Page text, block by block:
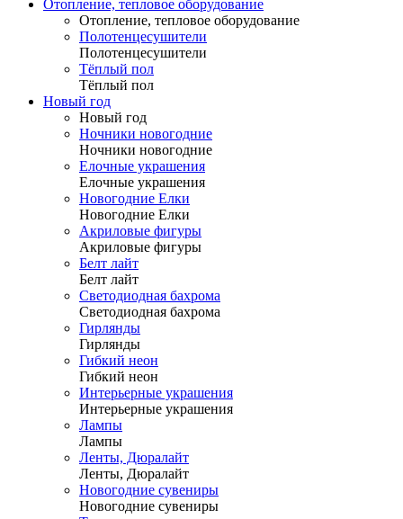
Отопление, тепловое оборудование
Отопление, тепловое оборудование
Полотенцесушители
Полотенцесушители
Тёплый пол
Тёплый пол
Новый год
Новый год
Ночники новогодние
Ночники новогодние
Елочные украшения
Елочные украшения
Новогодние Елки
Новогодние Елки
Акриловые фигуры
Акриловые фигуры
Белт лайт
Белт лайт
Светодиодная бахрома
Светодиодная бахрома
Гирлянды
Гирлянды
Гибкий неон
Гибкий неон
Интерьерные украшения
Интерьерные украшения
Лампы
Лампы
Ленты, Дюралайт
Ленты, Дюралайт
Новогодние сувениры
Новогодние сувениры